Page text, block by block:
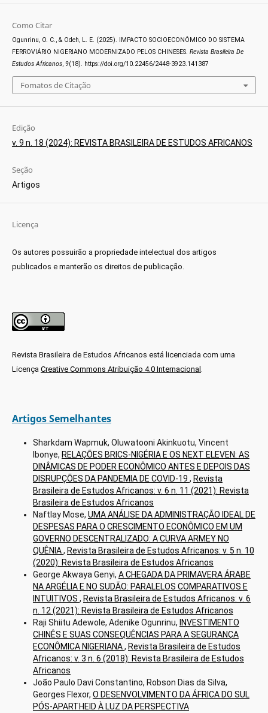
Como Citar
Ogunrinu, O. C., & Odeh, L. E. (2025). IMPACTO SOCIOECONÔMICO DO SISTEMA
FERROVIÁRIO NIGERIANO MODERNIZADO PELOS CHINESES. Revista Brasileira De
Estudos Africanos, 9(18). https://doi.org/10.22456/2448-3923.141387
Fomatos de Citação
Edição
v. 9 n. 18 (2024): REVISTA BRASILEIRA DE ESTUDOS AFRICANOS
Seção
Artigos
Licença
Os autores possuirão a propriedade intelectual dos artigos
publicados e manterão os direitos de publicação.
Revista Brasileira de Estudos Africanos está licenciada com uma
Licença Creative Commons Atribuição 4.0 Internacional .
Artigos Semelhantes
Sharkdam Wapmuk, Oluwatooni Akinkuotu, Vincent
Ibonye, RELAÇÕES BRICS-NIGÉRIA E OS NEXT ELEVEN: AS
DINÂMICAS DE PODER ECONÔMICO ANTES E DEPOIS DAS
DISRUPÇÕES DA PANDEMIA DE COVID-19 , Revista
Brasileira de Estudos Africanos: v. 6 n. 11 (2021): Revista
Brasileira de Estudos Africanos
Naftlay Mose, UMA ANÁLISE DA ADMINISTRAÇÃO IDEAL DE
DESPESAS PARA O CRESCIMENTO ECONÔMICO EM UM
GOVERNO DESCENTRALIZADO: A CURVA ARMEY NO
QUÊNIA, Revista Brasileira de Estudos Africanos: v. 5 n. 10
(2020): Revista Brasileira de Estudos Africanos
George Akwaya Genyi, A CHEGADA DA PRIMAVERA ÁRABE
NA ARGÉLIA E NO SUDÃO: PARALELOS COMPARATIVOS E
INTUITIVOS , Revista Brasileira de Estudos Africanos: v. 6
n. 12 (2021): Revista Brasileira de Estudos Africanos
Raji Shiitu Adewole, Adenike Ogunrinu, INVESTIMENTO
CHINÊS E SUAS CONSEQUÊNCIAS PARA A SEGURANÇA
ECONÔMICA NIGERIANA, Revista Brasileira de Estudos
Africanos: v. 3 n. 6 (2018): Revista Brasileira de Estudos
Africanos
João Paulo Davi Constantino, Robson Dias da Silva,
Georges Flexor, O DESENVOLVIMENTO DA ÁFRICA DO SUL
PÓS-APARTHEID À LUZ DA PERSPECTIVA